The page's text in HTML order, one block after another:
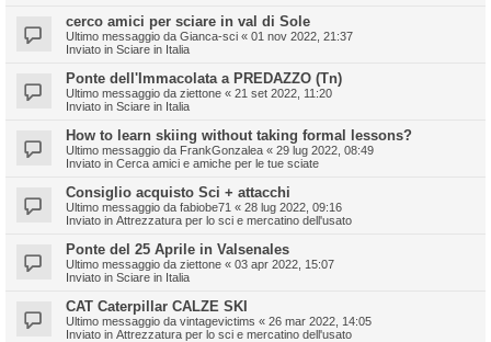
cerco amici per sciare in val di Sole
Ultimo messaggio da Gianca-sci « 01 nov 2022, 21:37
Inviato in Sciare in Italia
Ponte dell'Immacolata a PREDAZZO (Tn)
Ultimo messaggio da ziettone « 21 set 2022, 11:20
Inviato in Sciare in Italia
How to learn skiing without taking formal lessons?
Ultimo messaggio da FrankGonzalea « 29 lug 2022, 08:49
Inviato in Cerca amici e amiche per le tue sciate
Consiglio acquisto Sci + attacchi
Ultimo messaggio da fabiobe71 « 28 lug 2022, 09:16
Inviato in Attrezzatura per lo sci e mercatino dell'usato
Ponte del 25 Aprile in Valsenales
Ultimo messaggio da ziettone « 03 apr 2022, 15:07
Inviato in Sciare in Italia
CAT Caterpillar CALZE SKI
Ultimo messaggio da vintagevictims « 26 mar 2022, 14:05
Inviato in Attrezzatura per lo sci e mercatino dell'usato